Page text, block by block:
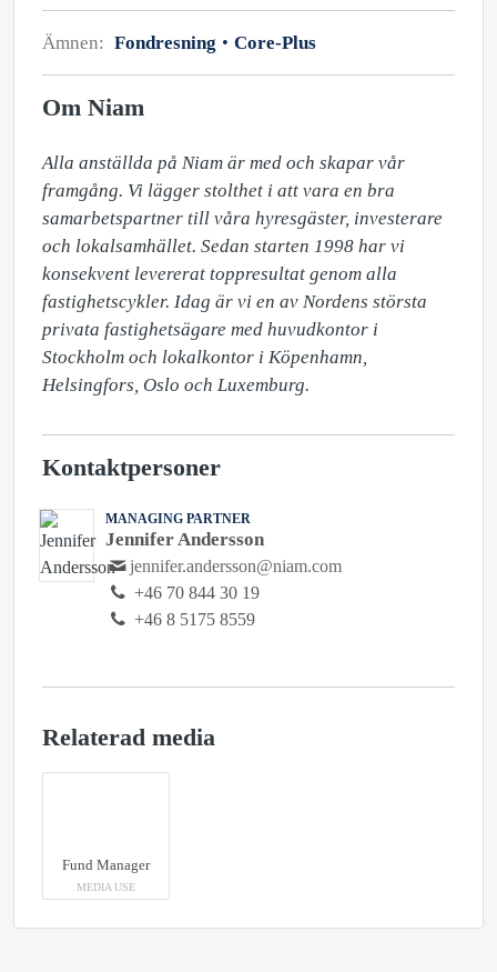
Ämnen: Fondresning Core-Plus
Om Niam
Alla anställda på Niam är med och skapar vår
framgång. Vi lägger stolthet i att vara en bra
samarbetspartner till våra hyresgäster, investerare
och lokalsamhället. Sedan starten 1998 har vi
konsekvent levererat toppresultat genom alla
fastighetscykler. Idag är vi en av Nordens största
privata fastighetsägare med huvudkontor i
Stockholm och lokalkontor i Köpenhamn,
Helsingfors, Oslo och Luxemburg.
Kontaktpersoner
MANAGING PARTNER
Jennifer Andersson
jennifer.andersson@niam.com
+46 70 844 30 19
+46 8 5175 8559
Relaterad media
Fund Manager
MEDIA USE